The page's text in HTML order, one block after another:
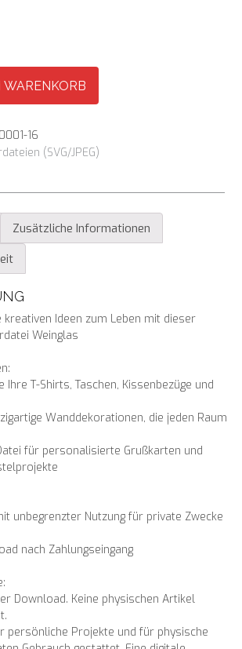
0,99 €.
WARENKORB
16
(SVG/JPEG)
Zusätzliche Informationen
kreativen Ideen zum Leben mit dieser
Weinglas
Ihre T-Shirts, Taschen, Kissenbezüge und
Wanddekorationen, die jeden Raum
für personalisierte Grußkarten und
unbegrenzter Nutzung für private Zwecke
nach Zahlungseingang
Download. Keine physischen Artikel
persönliche Projekte und für physische